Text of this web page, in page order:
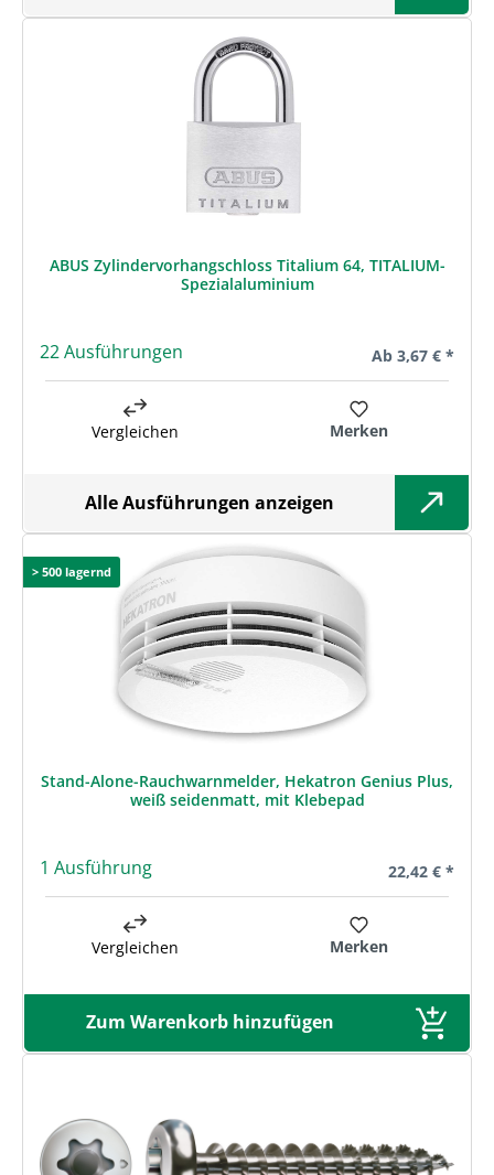
ABUS Zylindervorhangschloss Titalium 64, TITALIUM-
Spezialaluminium
22 Ausführungen Regulärer Preis:
Ab 3,67 € *
Vergleichen Merken
Alle Ausführungen anzeigen
> 500 lagernd
Stand-Alone-Rauchwarnmelder, Hekatron Genius Plus,
weiß seidenmatt, mit Klebepad
1 Ausführung Regulärer
22,42 € *
Vergleichen Merken
Zum Warenkorb hinzufügen